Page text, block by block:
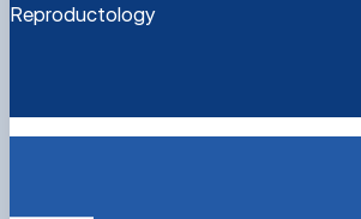
Reproductology